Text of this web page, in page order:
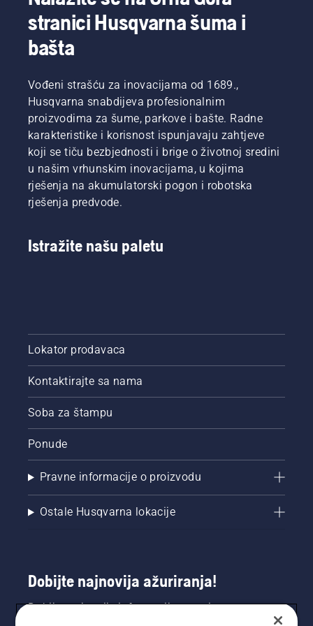
kompanije
Husqvarna
klubom
Liverpul.
Kvalitet
košenja
na koji
se
oslanjaju
profesionalci
za vaše
dvorište
Automower®
iskoristiti
prednosti
goriva i
nižih
emisija
izduvnih
gasova
poređenju
sa
konvencionalnim
startera
dok se
pun gas
kako
biste
postigli
normalne
obrtaje u
minuti
motora.
stranici Husqvarna šuma i
bašta
Vođeni strašću za inovacijama od 1689.,
Husqvarna snabdijeva profesionalnim
proizvodima za šume, parkove i bašte. Radne
karakteristike i korisnost ispunjavaju zahtjeve
koji se tiču bezbjednosti i brige o životnoj sredini
u našim vrhunskim inovacijama, u kojima
rješenja na akumulatorski pogon i robotska
rješenja predvode.
Istražite našu paletu
Lokator prodavaca
Kontaktirajte sa nama
Soba za štampu
Ponude
Pravne informacije o proizvodu
Ostale Husqvarna lokacije
Dobijte najnovija ažuriranja!
Dobijte najnovije informacije o novim